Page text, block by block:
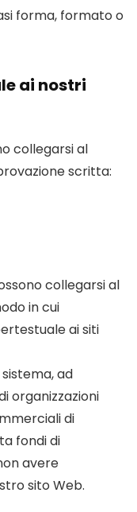
forma, formato o
ai nostri
collegarsi al
scritta:
collegarsi al
in cui
ai siti
ad
organizzazioni
di
fondi di
avere
sito Web.